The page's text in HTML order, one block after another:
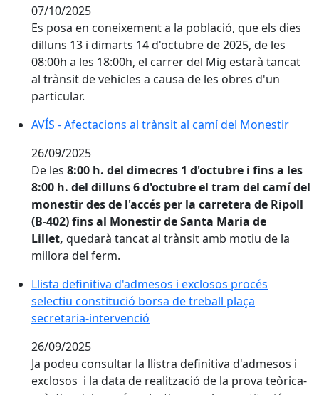
07/10/2025
Es posa en coneixement a la població, que els dies
dilluns 13 i dimarts 14 d'octubre de 2025, de les
08:00h a les 18:00h, el carrer del Mig estarà tancat
al trànsit de vehicles a causa de les obres d'un
particular.
AVÍS - Afectacions al trànsit al camí del Monestir
AVÍS - Afectacions al trànsit al camí del Monestir
26/09/2025
De les 8:00 h. del dimecres 1 d'octubre i fins a les
8:00 h. del dilluns 6 d'octubreel tram del camí del
monestir des de l'accés per la carretera de Ripoll
(B-402) fins al Monestir de Santa Maria de
Lillet, quedarà tancat al trànsit amb motiu de la
millora del ferm.
Llista definitiva d'admesos i exclosos procés
Llista definitiva d'admesos i exclosos procés
selectiu constitució borsa de treball plaça
secretaria-intervenció
26/09/2025
Ja podeu consultar la llistra definitiva d'admesos i
exclosos i la data de realització de la prova teòrica-